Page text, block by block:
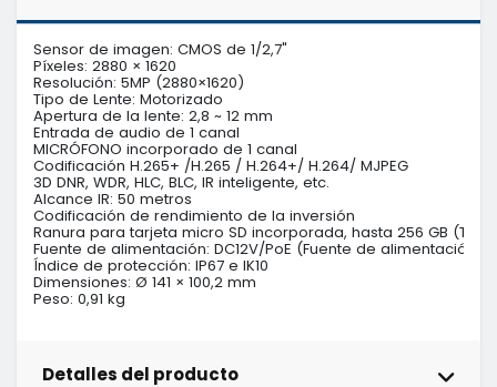
Sensor de imagen: CMOS de 1/2,7"
Píxeles: 2880 × 1620
Resolución: 5MP (2880×1620)
Tipo de Lente: Motorizado
Apertura de la lente: 2,8 ~ 12 mm
Entrada de audio de 1 canal
MICRÓFONO incorporado de 1 canal
Codificación H.265+ /H.265 / H.264+/ H.264/ MJPEG
3D DNR, WDR, HLC, BLC, IR inteligente, etc.
Alcance IR: 50 metros
Codificación de rendimiento de la inversión
Ranura para tarjeta micro SD incorporada, hasta 256 GB
Fuente de alimentación: DC12V/PoE (Fuente de alimentación
Índice de protección: IP67 e IK10
Dimensiones: Ø 141 × 100,2 mm
Peso: 0,91 kg
Detalles del producto